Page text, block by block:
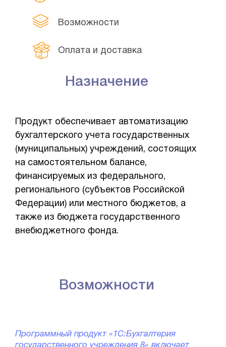
Возможности
Оплата и доставка
Назначение
Продукт обеспечивает автоматизацию
бухгалтерского учета государственных
(муниципальных) учреждений, состоящих
на самостоятельном балансе,
финансируемых из федерального,
регионального (субъектов Российской
Федерации) или местного бюджетов, а
также из бюджета государственного
внебюджетного фонда.
Возможности
Программный продукт «1С:Бухгалтерия
государственного учреждения 8» включает